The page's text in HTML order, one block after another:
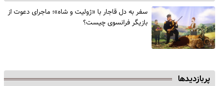
سفر به دل قاجار با «ژولیت و شاه»؛ ماجرای دعوت از
‌بازیگر فرانسوی چیست؟
پربازدیدها